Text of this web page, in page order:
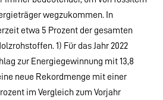
wegzukommen. In
etwa 5 Prozent der gesamten
1) Für das Jahr 2022
zur Energiegewinnung mit 13,8
neue Rekordmenge mit einer
im Vergleich zum Vorjahr